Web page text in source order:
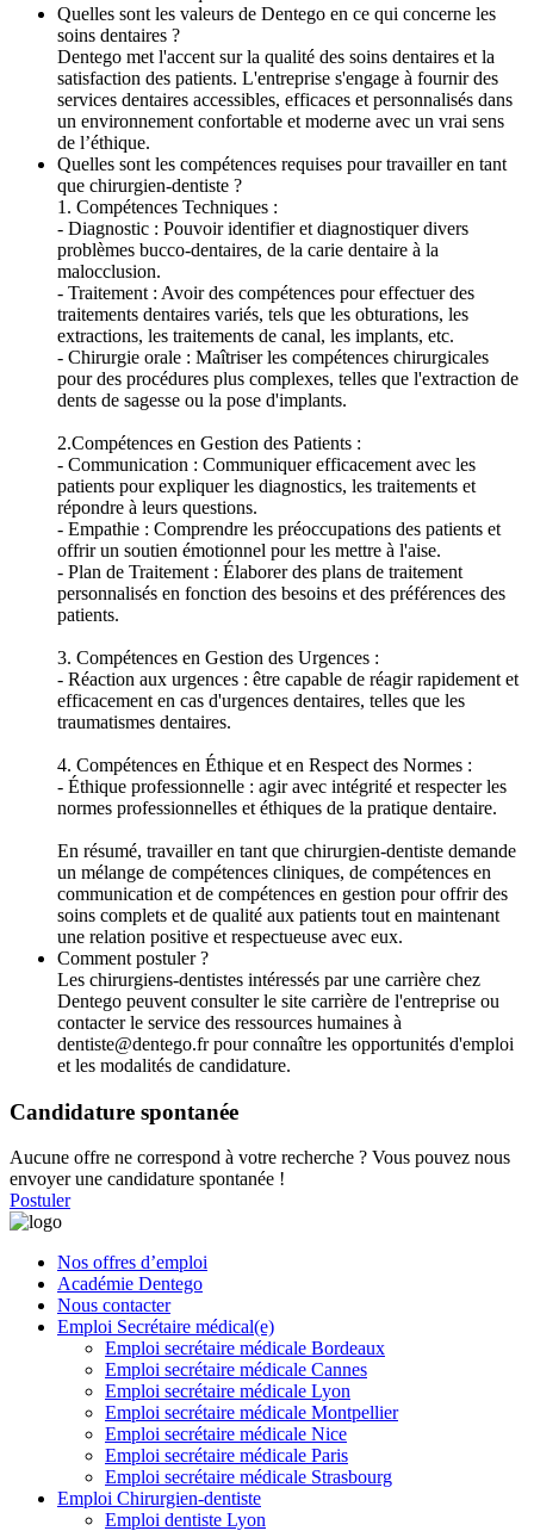
Quelles sont les valeurs de Dentego en ce qui concerne les
soins dentaires ?
Dentego met l'accent sur la qualité des soins dentaires et la
satisfaction des patients. L'entreprise s'engage à fournir des
services dentaires accessibles, efficaces et personnalisés dans
un environnement confortable et moderne avec un vrai sens
de l’éthique.
Quelles sont les compétences requises pour travailler en tant
que chirurgien-dentiste ?
1. Compétences Techniques :
- Diagnostic : Pouvoir identifier et diagnostiquer divers
problèmes bucco-dentaires, de la carie dentaire à la
malocclusion.
- Traitement : Avoir des compétences pour effectuer des
traitements dentaires variés, tels que les obturations, les
extractions, les traitements de canal, les implants, etc.
- Chirurgie orale : Maîtriser les compétences chirurgicales
pour des procédures plus complexes, telles que l'extraction de
dents de sagesse ou la pose d'implants.
2.Compétences en Gestion des Patients :
- Communication : Communiquer efficacement avec les
patients pour expliquer les diagnostics, les traitements et
répondre à leurs questions.
- Empathie : Comprendre les préoccupations des patients et
offrir un soutien émotionnel pour les mettre à l'aise.
- Plan de Traitement : Élaborer des plans de traitement
personnalisés en fonction des besoins et des préférences des
patients.
3. Compétences en Gestion des Urgences :
- Réaction aux urgences : être capable de réagir rapidement et
efficacement en cas d'urgences dentaires, telles que les
traumatismes dentaires.
4. Compétences en Éthique et en Respect des Normes :
- Éthique professionnelle : agir avec intégrité et respecter les
normes professionnelles et éthiques de la pratique dentaire.
En résumé, travailler en tant que chirurgien-dentiste demande
un mélange de compétences cliniques, de compétences en
communication et de compétences en gestion pour offrir des
soins complets et de qualité aux patients tout en maintenant
une relation positive et respectueuse avec eux.
Comment postuler ?
Les chirurgiens-dentistes intéressés par une carrière chez
Dentego peuvent consulter le site carrière de l'entreprise ou
contacter le service des ressources humaines à
dentiste@dentego.fr pour connaître les opportunités d'emploi
et les modalités de candidature.
Candidature spontanée
Aucune offre ne correspond à votre recherche ? Vous pouvez nous
envoyer une candidature spontanée !
Postuler
Nos offres d’emploi
Académie Dentego
Nous contacter
Emploi Secrétaire médical(e)
Emploi secrétaire médicale Bordeaux
Emploi secrétaire médicale Cannes
Emploi secrétaire médicale Lyon
Emploi secrétaire médicale Montpellier
Emploi secrétaire médicale Nice
Emploi secrétaire médicale Paris
Emploi secrétaire médicale Strasbourg
Emploi Chirurgien-dentiste
Emploi dentiste Lyon